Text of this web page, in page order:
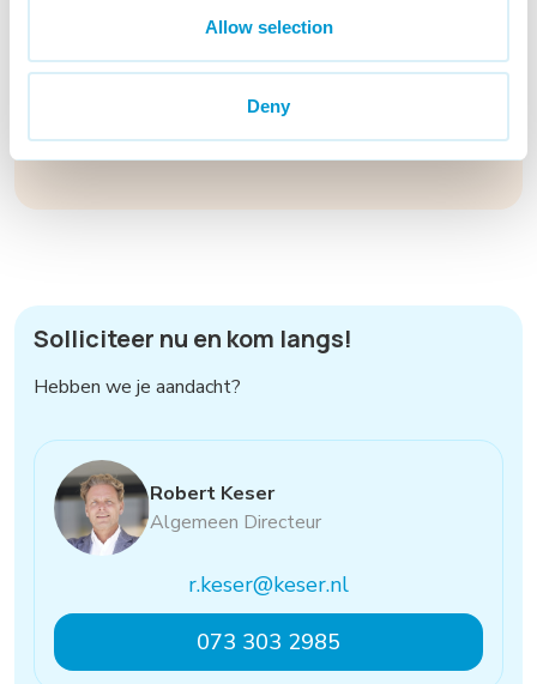
Allow selection
Deny
automotive de klok slaan. Samenwerken,
worden, direct klantencontact en meehelpen
aan het verbeteren van producten, processen
en support is datgene wat je mag verwachten.
Solliciteer nu en kom langs!
Hebben we je aandacht?
Robert Keser
Algemeen Directeur
r.keser@keser.nl
073 303 2985